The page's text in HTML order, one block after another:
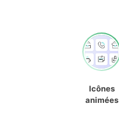
Icônes
animées